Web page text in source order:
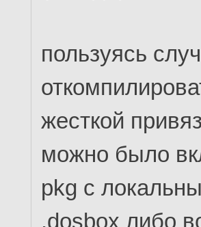
пользуясь
жесткой
можно было
pkg с
.dosbox либо